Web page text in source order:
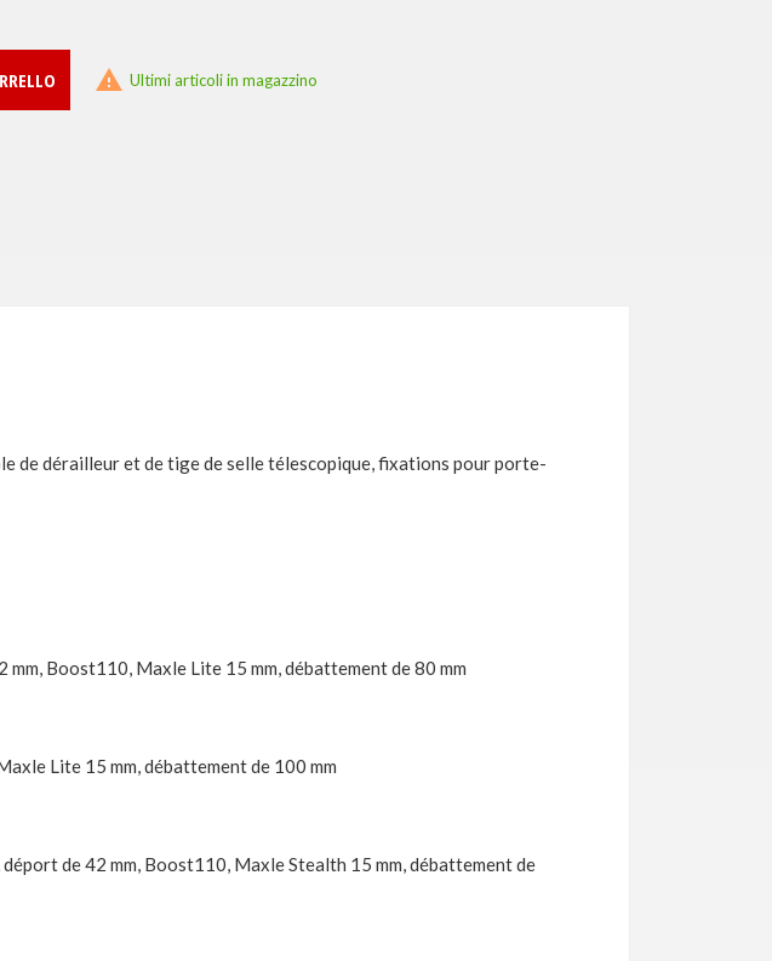
 Ultimi articoli in magazzino
de dérailleur et de tige de selle télescopique, fixations pour porte-
Boost110, Maxle Lite 15 mm, débattement de 80 mm
Lite 15 mm, débattement de 100 mm
de 42 mm, Boost110, Maxle Stealth 15 mm, débattement de